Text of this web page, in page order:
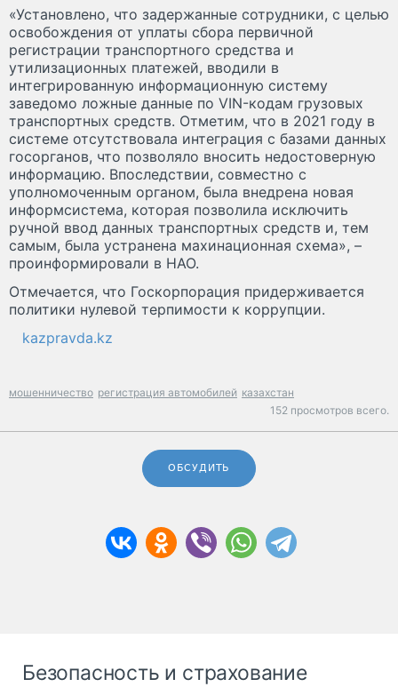
«Установлено, что задержанные сотрудники, с целью
освобождения от уплаты сбора первичной
регистрации транспортного средства и
утилизационных платежей, вводили в
интегрированную информационную систему
заведомо ложные данные по VIN-кодам грузовых
транспортных средств. Отметим, что в 2021 году в
системе отсутствовала интеграция с базами данных
госорганов, что позволяло вносить недостоверную
информацию. Впоследствии, совместно с
уполномоченным органом, была внедрена новая
информсистема, которая позволила исключить
ручной ввод данных транспортных средств и, тем
самым, была устранена махинационная схема», –
проинформировали в НАО.
Отмечается, что Госкорпорация придерживается
политики нулевой терпимости к коррупции.
kazpravda.kz
мошенничество регистрация автомобилей казахстан
152 просмотров всего.
ОБСУДИТЬ
Безопасность и страхование